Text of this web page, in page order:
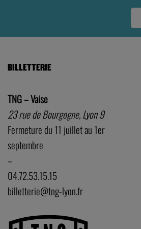
BILLETTERIE
TNG – Vaise
23 rue de Bourgogne, Lyon 9
Fermeture du 11 juillet au 1er
septembre
–
04.72.53.15.15
billetterie@tng-lyon.fr